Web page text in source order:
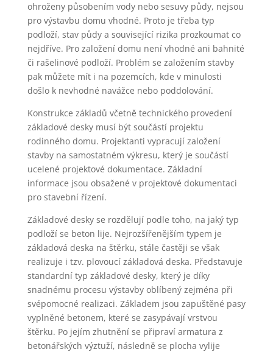
ohroženy působením vody nebo sesuvy půdy, nejsou
pro výstavbu domu vhodné. Proto je třeba typ
podloží, stav půdy a související rizika prozkoumat co
nejdříve. Pro založení domu není vhodné ani bahnité
či rašelinové podloží. Problém se založením stavby
pak můžete mít i na pozemcích, kde v minulosti
došlo k nevhodné navážce nebo poddolování.
Konstrukce základů včetně technického provedení
základové desky musí být součástí projektu
rodinného domu. Projektanti vypracují založení
stavby na samostatném výkresu, který je součástí
ucelené projektové dokumentace. Základní
informace jsou obsažené v projektové dokumentaci
pro stavební řízení.
Základové desky se rozdělují podle toho, na jaký typ
podloží se beton lije. Nejrozšířenějším typem je
základová deska na štěrku, stále častěji se však
realizuje i tzv. plovoucí základová deska. Představuje
standardní typ základové desky, který je díky
snadnému procesu výstavby oblíbený zejména při
svépomocné realizaci. Základem jsou zapuštěné pasy
vyplněné betonem, které se zasypávají vrstvou
štěrku. Po jejím zhutnění se připraví armatura z
betonářských výztuží, následně se plocha vylije